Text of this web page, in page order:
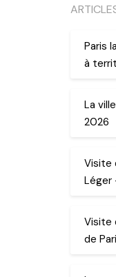
Paris
à
La
2026
Visite
Léger
Visite
de